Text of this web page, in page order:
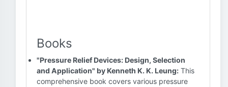
Books
"Pressure Relief Devices: Design, Selection
and Application" by Kenneth K. K. Leung: This
comprehensive book covers various pressure